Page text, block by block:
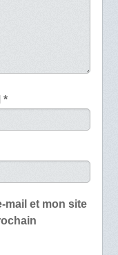
*
mail et mon site